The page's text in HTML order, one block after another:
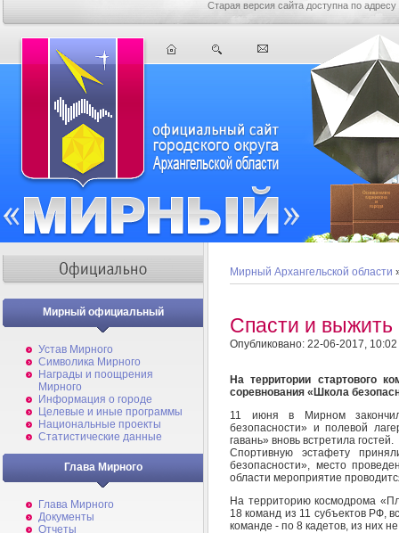
Старая версия сайта доступна по адресу
Мирный официальный
Устав Мирного
Символика Мирного
Награды и поощрения
Мирного
Информация о городе
Целевые и иные программы
Национальные проекты
Статистические данные
Глава Мирного
Глава Мирного
Документы
Отчеты
Мирный Архангельской области
Спасти и выжить
Опубликовано: 22-06-2017, 10:02
На территории стартового
соревнования «Школа
11 июня в Мирном
безопасности» и полевой
гавань» вновь встретила гостей.
Спортивную эстафету
безопасности», место
области мероприятие
На территорию космодрома
18 команд из 11 субъектов РФ,
команде - по 8 кадетов, из них